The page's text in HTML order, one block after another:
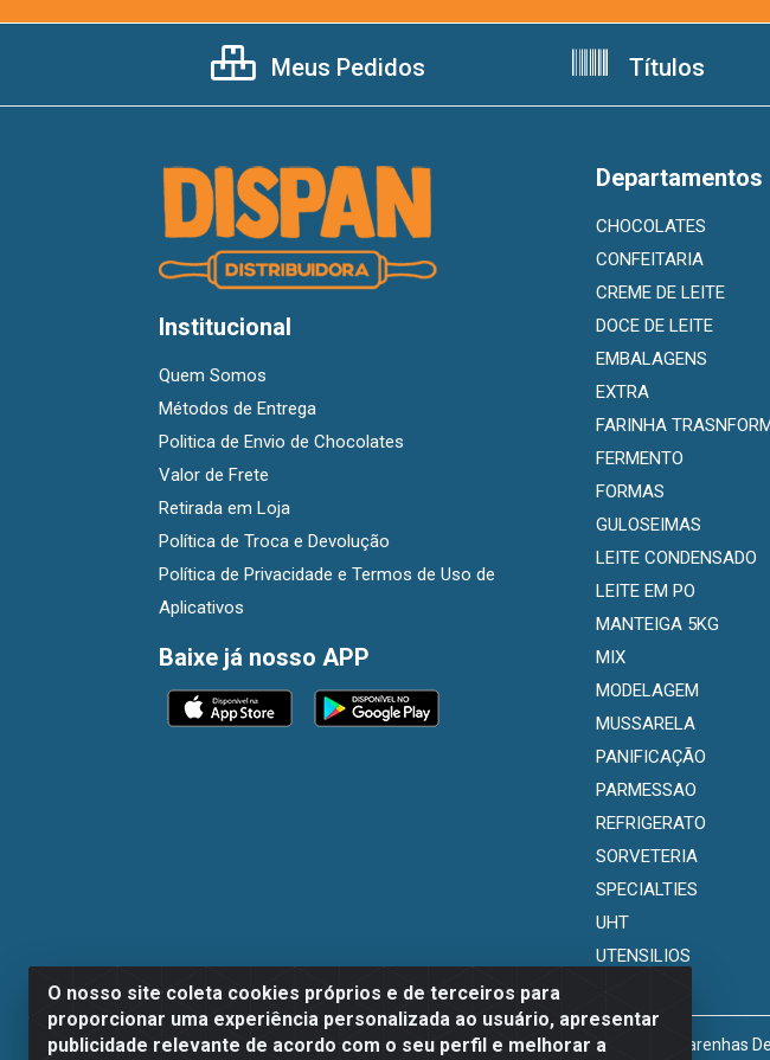
O nosso site coleta cookies próprios e de terceiros para
proporcionar uma experiência personalizada ao usuário, apresentar
publicidade relevante de acordo com o seu perfil e melhorar a
Meus Pedidos Títulos
Institucional
Quem Somos
Métodos de Entrega
Politica de Envio de Chocolates
Valor de Frete
Retirada em Loja
Política de Troca e Devolução
Política de Privacidade e Termos de Uso de
Aplicativos
Baixe já nosso APP
Departamentos
CHOCOLATES
CONFEITARIA
CREME DE LEITE
DOCE DE LEITE
EMBALAGENS
EXTRA
FARINHA
FERMENTO
FORMAS
GULOSEIMAS
LEITE CONDENSADO
LEITE EM PO
MANTEIGA 5KG
MIX
MODELAGEM
MUSSARELA
PANIFICAÇÃO
PARMESSAO
REFRIGERATO
SORVETERIA
SPECIALTIES
UHT
UTENSILIOS
Dispan Distribuidora de Alimentos LTDA - Avenida Marechal Mascarenhas